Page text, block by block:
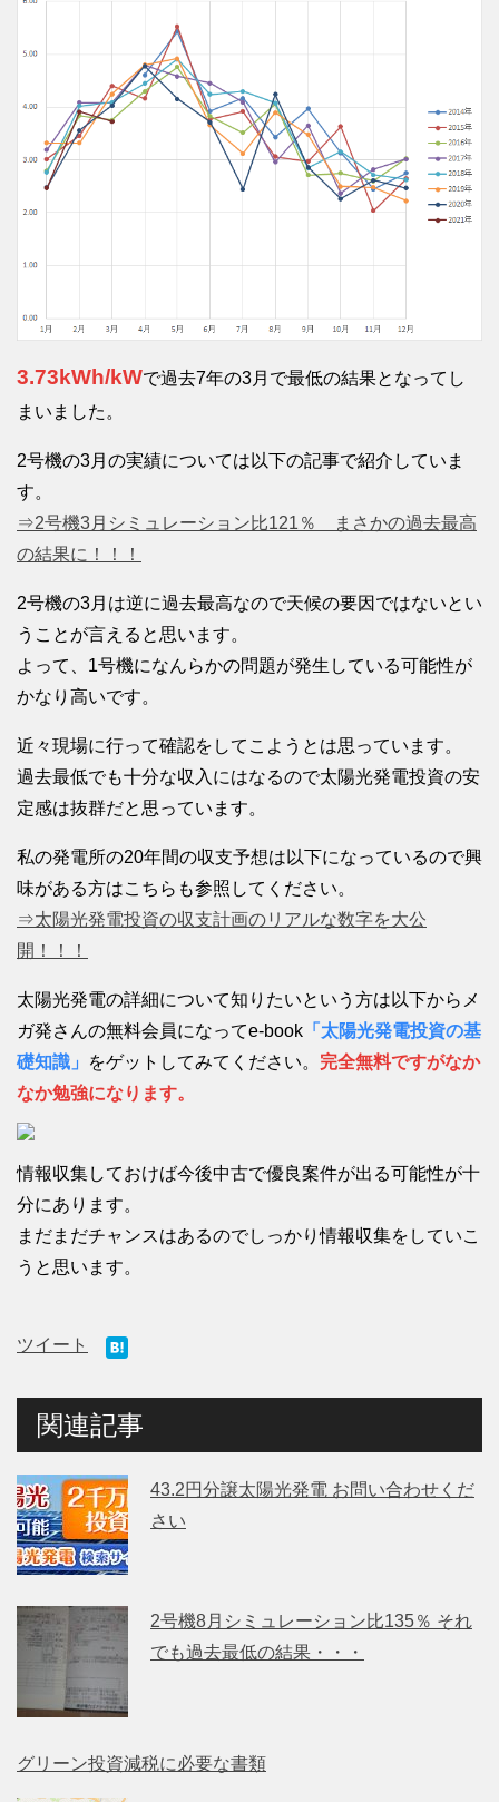
3.73kWh/kWで過去7年の3月で最低の結果となってし
まいました。
2号機の3月の実績については以下の記事で紹介していま
す。
⇒2号機3月シミュレーション比121％ まさかの過去最高
の結果に！！！
2号機の3月は逆に過去最高なので天候の要因ではないとい
うことが言えると思います。
よって、1号機になんらかの問題が発生している可能性が
かなり高いです。
近々現場に行って確認をしてこようとは思っています。
過去最低でも十分な収入にはなるので太陽光発電投資の安
定感は抜群だと思っています。
私の発電所の20年間の収支予想は以下になっているので興
味がある方はこちらも参照してください。
⇒太陽光発電投資の収支計画のリアルな数字を大公
開！！！
太陽光発電の詳細について知りたいという方は以下からメ
ガ発さんの無料会員になってe-book 「太陽光発電投資の基
礎知識」
をゲットしてみてください。 完全無料ですがなか
なか勉強になります。
情報収集しておけば今後中古で優良案件が出る可能性が十
分にあります。
まだまだチャンスはあるのでしっかり情報収集をしていこ
うと思います。
ツイート
関連記事
43.2円分譲太陽光発電 お問い合わせくだ
さい
2号機8月シミュレーション比135％ それ
でも過去最低の結果・・・
グリーン投資減税に必要な書類